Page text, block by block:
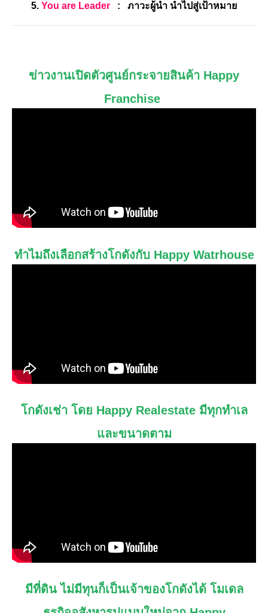
5. You are Leader : ภาวะผู้นำ นำไปสู่เป้าหมาย
ข่าวงานเปิดตัวศูนย์กระจายสินค้า Happy
Franchise
ทำไมถึงเลือกสร้างโกดังกับ Happy Watrhouse
โกดังเช่า โดย Happy Realestate มีทุกทำเล
และขนาดตาม
มีที่ดิน ไม่มีทุนก็เป็นเจ้าของโกดังได้ โมเดล